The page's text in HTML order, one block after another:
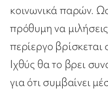
κοινωνικά παρών.
πρόθυμη να
περίεργο
Ιχθύς θα το βρει
για ότι συμβαίνει